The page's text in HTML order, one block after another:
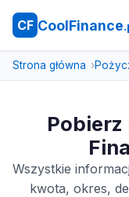
CF CoolFinance
Strona główna
Wszystkie
kwota, okres,